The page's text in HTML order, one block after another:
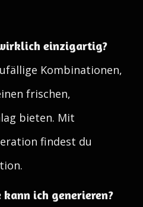
einzigartig?
Kombinationen,
frischen,
bieten. Mit
findest du
ich generieren?